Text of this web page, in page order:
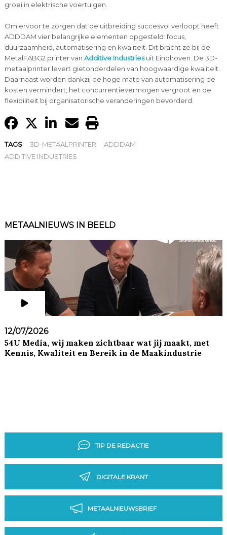
groei in elektrische voertuigen.
Om ervoor te zorgen dat de uitbreiding succesvol verloopt heeft
ADDDAM vier belangrijke elementen opgesteld: focus,
duurzaamheid, automatisering en kwaliteit. Dit bracht ze bij de
MetalFABG2 printer van Additive Industriesuit Eindhoven. De 3D-
metaalprinter levert gietonderdelen van hoogwaardige kwaliteit.
Daarnaast worden dankzij de hoge mate van automatisering de
kosten vermindert, het concurrentievermogen vergroot en de
flexibiliteit bij organisatorische veranderingen bevorderd.
TAGS 3D-METAALPRINTER
ADDDAM
ADDITIVE INDUSTRIES
METAALNIEUWS IN BEELD
12/07/2026
54U Media, wij maken zichtbaar wat jij maakt, met
Kennis, Kwaliteit en Bereik in de Maakindustrie
TIP DE REDACTIE
DIGITALE KRANT
METAALNIEUWSBRIEF